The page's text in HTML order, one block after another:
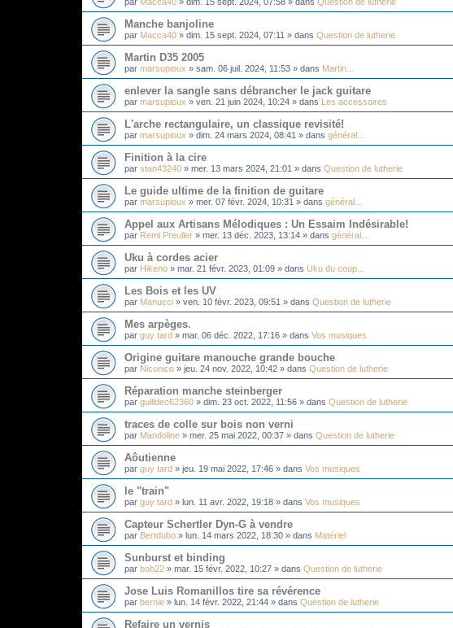
Manche banjoline
par Macca40 » dim. 15 sept. 2024, 07:11 » dans Question de lutherie
Martin D35 2005
par marsupioux » sam. 06 juil. 2024, 11:53 » dans Martin...
enlever la sangle sans débrancher le jack guitare
par marsupioux » ven. 21 juin 2024, 10:24 » dans Les accessoires
L'arche rectangulaire, un classique revisité!
par marsupioux » dim. 24 mars 2024, 08:41 » dans général...
Finition à la cire
par stan43240 » mer. 13 mars 2024, 21:01 » dans Question de lutherie
Le guide ultime de la finition de guitare
par marsupioux » mer. 07 févr. 2024, 10:31 » dans général...
Appel aux Artisans Mélodiques : Un Essaim Indésirable!
par Remi Preuller » mer. 13 déc. 2023, 13:14 » dans général...
Uku à cordes acier
par Hikeno » mar. 21 févr. 2023, 01:09 » dans Uku du coup...
Les Bois et les UV
par Manucci » ven. 10 févr. 2023, 09:51 » dans Question de lutherie
Mes arpèges.
par guy tard » mar. 06 déc. 2022, 17:16 » dans Vos musiques
Origine guitare manouche grande bouche
par Niconico » jeu. 24 nov. 2022, 10:42 » dans Question de lutherie
Réparation manche steinberger
par guilldec62360 » dim. 23 oct. 2022, 11:56 » dans Question de lutherie
traces de colle sur bois non verni
par Mandoline » mer. 25 mai 2022, 00:37 » dans Question de lutherie
Aôutienne
par guy tard » jeu. 19 mai 2022, 17:46 » dans Vos musiques
le "train"
par guy tard » lun. 11 avr. 2022, 19:18 » dans Vos musiques
Capteur Schertler Dyn-G à vendre
par Bertdubo » lun. 14 mars 2022, 18:30 » dans Matériel
Sunburst et binding
par bob22 » mar. 15 févr. 2022, 10:27 » dans Question de lutherie
Jose Luis Romanillos tire sa révérence
par bernie » lun. 14 févr. 2022, 21:44 » dans Question de lutherie
Refaire un vernis